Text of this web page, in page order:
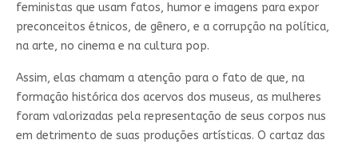
feministas que usam fatos, humor e imagens para expor
preconceitos étnicos, de gênero, e a corrupção na política,
na arte, no cinema e na cultura pop.
Assim, elas chamam a atenção para o fato de que, na
formação histórica dos acervos dos museus, as mulheres
foram valorizadas pela representação de seus corpos nus
em detrimento de suas produções artísticas. O cartaz das